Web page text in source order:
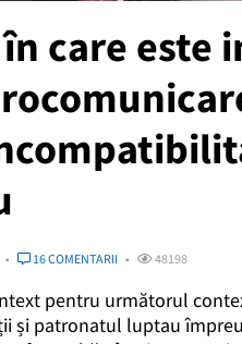
care este
16 COMENTARII 48198
pentru următorul
și patronatul luptau